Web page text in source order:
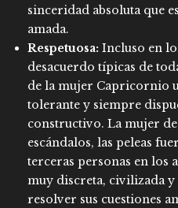
sinceridad absoluta que
amada.
Respetuosa: Incluso en
desacuerdo típicas de
de la mujer Capricornio
tolerante y siempre
constructivo. La mujer
escándalos, las peleas
terceras personas en los
muy discreta, civilizada
resolver sus cuestiones